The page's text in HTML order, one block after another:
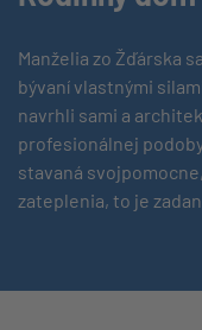
Manželia zo Žďárska
bývaní vlastnými
navrhli sami a
profesionálnej
stavaná
zateplenia, to je